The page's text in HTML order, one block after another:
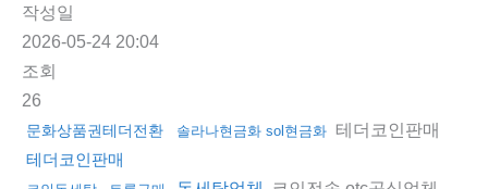
작성일
2026-05-24 20:04
조회
26
문화상품권테더전환 솔라나현금화 sol현금화 테더코인판매
테더코인판매